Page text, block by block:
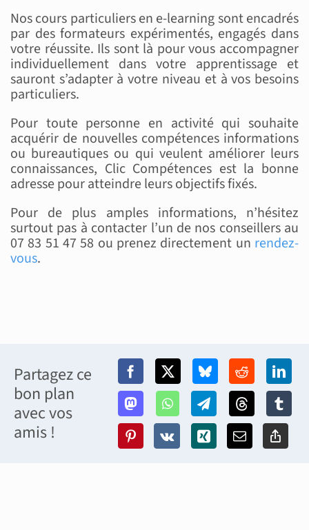
Nos cours particuliers en e-learning sont encadrés
par des formateurs expérimentés, engagés dans
votre réussite. Ils sont là pour vous accompagner
individuellement dans votre apprentissage et
sauront s’adapter à votre niveau et à vos besoins
particuliers.
Pour toute personne en activité qui souhaite
acquérir de nouvelles compétences informations
ou bureautiques ou qui veulent améliorer leurs
connaissances, Clic Compétences est la bonne
adresse pour atteindre leurs objectifs fixés.
Pour de plus amples informations, n’hésitez
surtout pas à contacter l’un de nos conseillers au
07 83 51 47 58 ou prenez directement un rendez-
vous.
Partagez ce
bon plan
avec vos
amis !